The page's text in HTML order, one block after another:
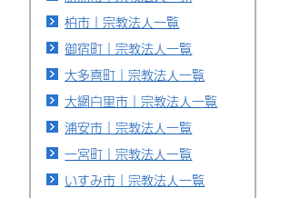
柏市｜宗教法人一覧
御宿町｜宗教法人一覧
大多喜町｜宗教法人一覧
大網白里市｜宗教法人一覧
浦安市｜宗教法人一覧
一宮町｜宗教法人一覧
いすみ市｜宗教法人一覧